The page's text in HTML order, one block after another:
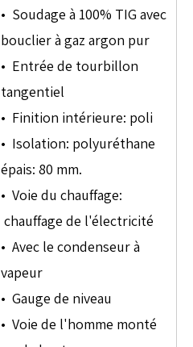
• Soudage à 100% TIG avec
bouclier à gaz argon pur
• Entrée de tourbillon
tangentiel
• Finition intérieure: poli
• Isolation: polyuréthane
épais: 80 mm.
• Voie du chauffage:
chauffage de l'électricité
• Avec le condenseur à
vapeur
• Gauge de niveau
• Voie de l'homme monté